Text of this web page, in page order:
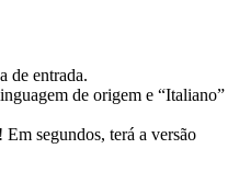
de entrada.
de origem e “Italiano”
Em segundos, terá a versão